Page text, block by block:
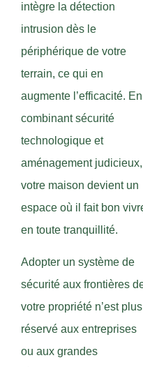
intègre la détection
intrusion dès le
périphérique de votre
terrain, ce qui en
augmente l’efficacité. En
combinant sécurité
technologique et
aménagement judicieux,
votre maison devient un
espace où il fait bon
en toute tranquillité.
Adopter un système de
sécurité aux frontières
votre propriété n’est plus
réservé aux entreprises
ou aux grandes